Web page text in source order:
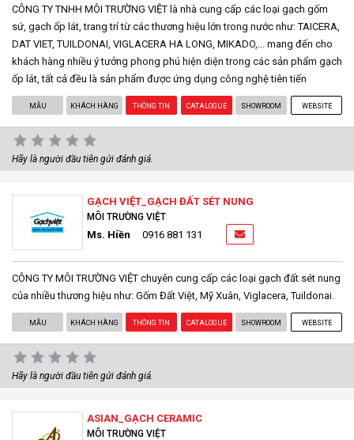
CÔNG TY TNHH MÔI TRƯỜNG VIỆT là nhà cung cấp các loại gạch gốm
sứ, gạch ốp lát, trang trí từ các thương hiệu lớn trong nước như: TAICERA,
DAT VIET, TUILDONAI, VIGLACERA HA LONG, MIKADO,... mang đến cho
khách hàng nhiều ý tưởng phong phú hiện diện trong các sản phẩm gạch
ốp lát, tất cả đều là sản phẩm được ứng dụng công nghệ tiên tiến
MẪU KHÁCH HÀNG THÔNG TIN CATALOGUE SHOWROOM WEBSITE
Hãy là người đầu tiên gửi đánh giá.
GẠCH VIỆT_GẠCH ĐẤT SÉT NUNG
MÔI TRƯỜNG VIỆT
Ms. Hiền 0916 881 131
CÔNG TY MÔI TRƯỜNG VIỆT chuyên cung cấp các loại gạch đất sét nung
của nhiều thương hiệu như: Gốm Đất Việt, Mỹ Xuân, Viglacera, Tuildonai.
MẪU KHÁCH HÀNG THÔNG TIN CATALOGUE SHOWROOM WEBSITE
Hãy là người đầu tiên gửi đánh giá.
ASIAN_GẠCH CERAMIC
MÔI TRƯỜNG VIỆT